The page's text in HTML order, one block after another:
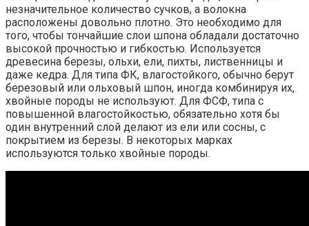
незначительное количество сучков, а волокна
расположены довольно плотно. Это необходимо для
того, чтобы тончайшие слои шпона обладали достаточно
высокой прочностью и гибкостью. Используется
древесина березы, ольхи, ели, пихты, лиственницы и
даже кедра. Для типа ФК, влагостойкого, обычно берут
березовый или ольховый шпон, иногда комбинируя их,
хвойные породы не используют. Для ФСФ, типа с
повышенной влагостойкостью, обязательно хотя бы
один внутренний слой делают из ели или сосны, с
покрытием из березы. В некоторых марках
используются только хвойные породы.